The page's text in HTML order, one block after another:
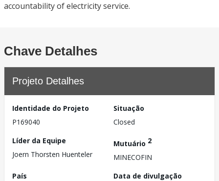
accountability of electricity service.
Chave Detalhes
Projeto Detalhes
Identidade do Projeto
P169040
Situação
Closed
Líder da Equipe
Joern Thorsten Huenteler
Mutuário 2
MINECOFIN
País
Data de divulgação